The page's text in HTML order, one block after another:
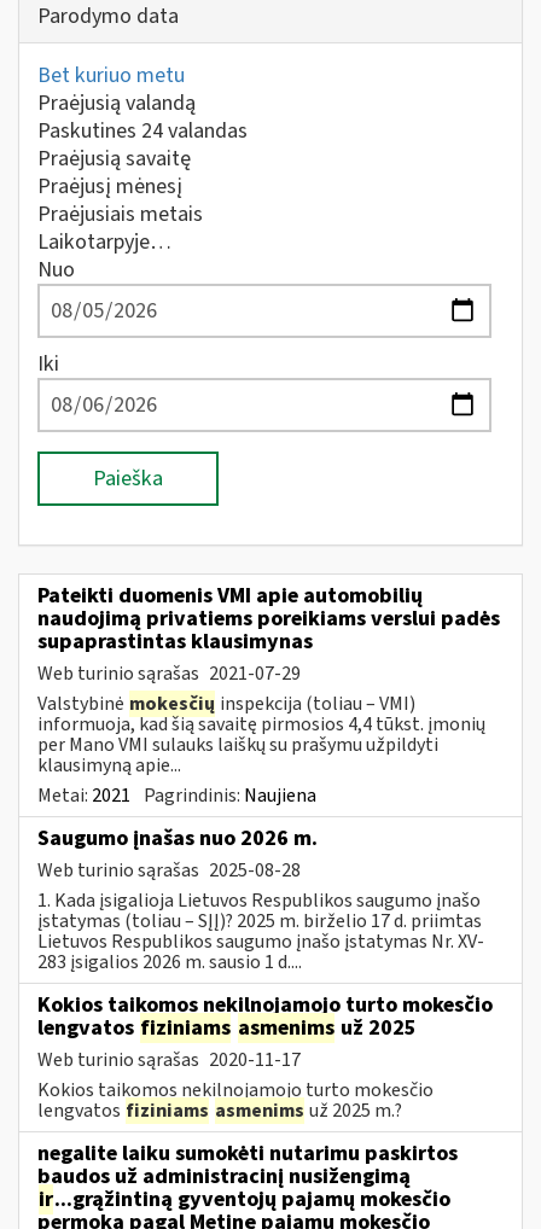
Parodymo data
Bet kuriuo metu
Praėjusią valandą
Paskutines 24 valandas
Praėjusią savaitę
Praėjusį mėnesį
Praėjusiais metais
Laikotarpyje…
Nuo
Iki
Paieška
Pateikti duomenis VMI apie automobilių
naudojimą privatiems poreikiams verslui padės
supaprastintas klausimynas
Web turinio sąrašas 2021-07-29
Valstybinė mokesčių inspekcija (toliau – VMI)
informuoja, kad šią savaitę pirmosios 4,4 tūkst. įmonių
per Mano VMI sulauks laiškų su prašymu užpildyti
klausimyną apie...
Metai: 2021 Pagrindinis: Naujiena
Saugumo įnašas nuo 2026 m.
Web turinio sąrašas 2025-08-28
1. Kada įsigalioja Lietuvos Respublikos saugumo įnašo
įstatymas (toliau – SĮĮ)? 2025 m. birželio 17 d. priimtas
Lietuvos Respublikos saugumo įnašo įstatymas Nr. XV-
283 įsigalios 2026 m. sausio 1 d....
Kokios taikomos nekilnojamojo turto mokesčio
lengvatos fiziniams asmenims už 2025
Web turinio sąrašas 2020-11-17
Kokios taikomos nekilnojamojo turto mokesčio
lengvatos fiziniams asmenims už 2025 m.?
negalite laiku sumokėti nutarimu paskirtos
baudos už administracinį nusižengimą
ir...grąžintiną gyventojų pajamų mokesčio
permoką pagal Metinę pajamų mokesčio